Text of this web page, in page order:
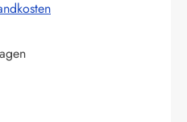
gewünschten